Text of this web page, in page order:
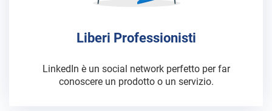
Liberi Professionisti
LinkedIn è un social network perfetto per far
conoscere un prodotto o un servizio.